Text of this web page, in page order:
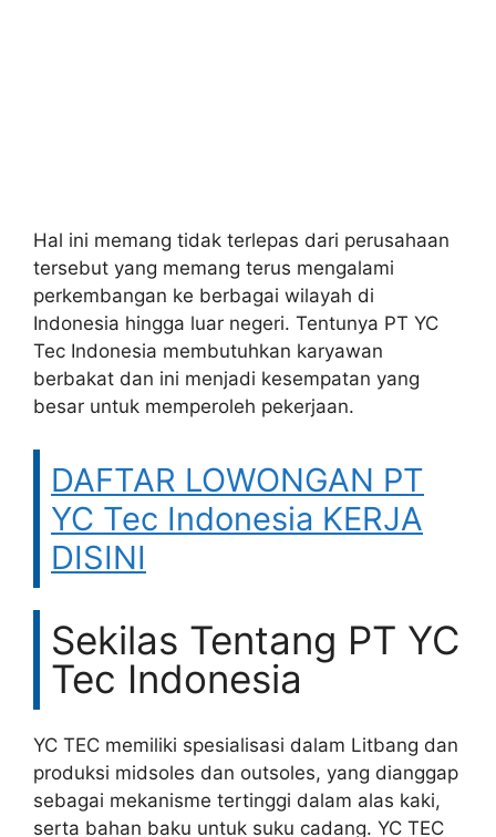
Hal ini memang tidak terlepas dari perusahaan
tersebut yang memang terus mengalami
perkembangan ke berbagai wilayah di
Indonesia hingga luar negeri. Tentunya PT YC
Tec Indonesia membutuhkan karyawan
berbakat dan ini menjadi kesempatan yang
besar untuk memperoleh pekerjaan.
DAFTAR LOWONGAN PT
YC Tec Indonesia KERJA
DISINI
Sekilas Tentang PT YC
Tec Indonesia
YC TEC memiliki spesialisasi dalam Litbang dan
produksi midsoles dan outsoles, yang dianggap
sebagai mekanisme tertinggi dalam alas kaki,
serta bahan baku untuk suku cadang. YC TEC